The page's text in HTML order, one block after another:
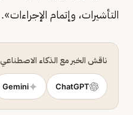
التأشيرات، وإتمام الإجراءات».
ناقش الخبر مع الذكاء الاصطناعي
ChatGPT
Gemini